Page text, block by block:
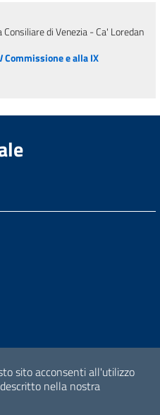
di Venezia - Ca' Loredan
Commissione e alla IX
sito acconsenti all'utilizzo
nella nostra